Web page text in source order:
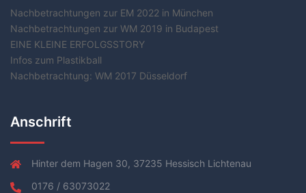
Nachbetrachtungen zur EM 2022 in München
Nachbetrachtungen zur WM 2019 in Budapest
EINE KLEINE ERFOLGSSTORY
Infos zum Plastikball
Nachbetrachtung: WM 2017 Düsseldorf
Anschrift
Hinter dem Hagen 30, 37235 Hessisch Lichtenau
0176 / 63073022